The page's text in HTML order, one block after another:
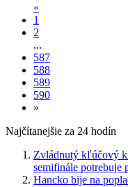
«
1
2
...
587
588
589
590
»
Najčítanejšie za 24 hodín
Zvládnutý kľúčový
semifinále potrebuje
Hancko bije na